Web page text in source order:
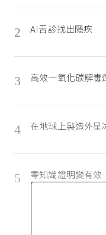
2 AI舌診找出隱疾
3 高效一氧化碳解毒
4 在地球上製造外星
5 零知識證明變有效